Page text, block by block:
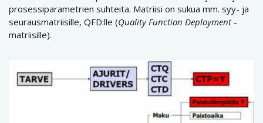
prosessiparametrien suhteita. Matriisi on sukua mm. syy- ja
seurausmatriisille, QFD:lle (Quality Function Deployment-
matriisille).